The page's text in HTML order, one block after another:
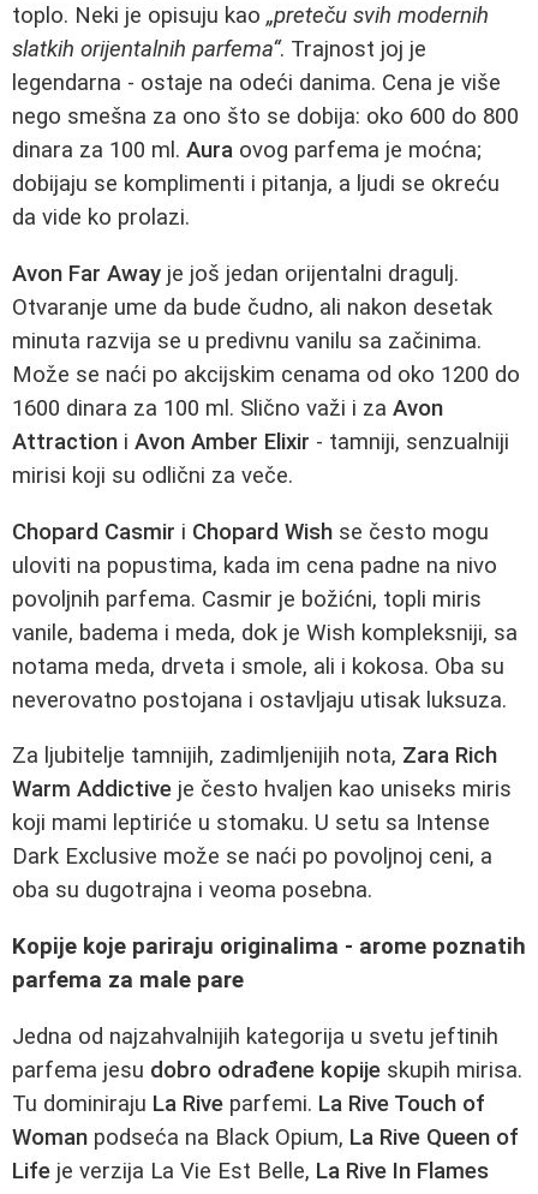
toplo. Neki je opisuju kao „preteču svih modernih
slatkih orijentalnih parfema“. Trajnost joj je
legendarna - ostaje na odeći danima. Cena je više
nego smešna za ono što se dobija: oko 600 do 800
dinara za 100 ml. Aura ovog parfema je moćna;
dobijaju se komplimenti i pitanja, a ljudi se okreću
da vide ko prolazi.
Avon Far Away je još jedan orijentalni dragulj.
Otvaranje ume da bude čudno, ali nakon desetak
minuta razvija se u predivnu vanilu sa začinima.
Može se naći po akcijskim cenama od oko 1200 do
1600 dinara za 100 ml. Slično važi i za Avon
Attraction i Avon Amber Elixir - tamniji, senzualniji
mirisi koji su odlični za veče.
Chopard Casmir i Chopard Wish se često mogu
uloviti na popustima, kada im cena padne na nivo
povoljnih parfema. Casmir je božićni, topli miris
vanile, badema i meda, dok je Wish kompleksniji, sa
notama meda, drveta i smole, ali i kokosa. Oba su
neverovatno postojana i ostavljaju utisak luksuza.
Za ljubitelje tamnijih, zadimljenijih nota, Zara Rich
Warm Addictive je često hvaljen kao uniseks miris
koji mami leptiriće u stomaku. U setu sa Intense
Dark Exclusive može se naći po povoljnoj ceni, a
oba su dugotrajna i veoma posebna.
Kopije koje pariraju originalima - arome poznatih
parfema za male pare
Jedna od najzahvalnijih kategorija u svetu jeftinih
parfema jesu dobro odrađene kopije skupih mirisa.
Tu dominiraju La Rive parfemi. La Rive Touch of
Woman podseća na Black Opium, La Rive Queen of
Life je verzija La Vie Est Belle, La Rive In Flames